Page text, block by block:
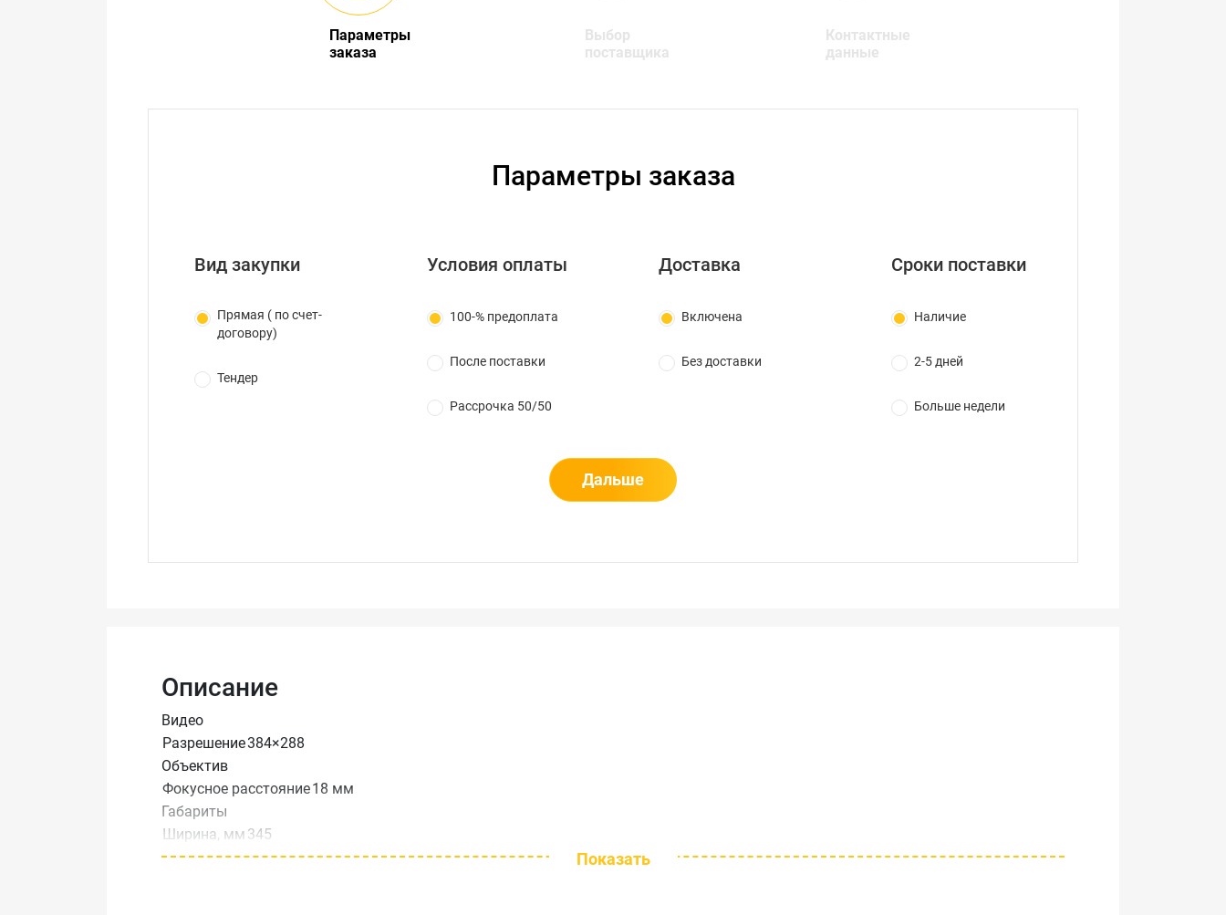
Описание
Видео
Разрешение384×288
Объектив
Фокусное расстояние18 мм
Габариты
Ширина, мм 345
Высота, мм 189
Показать
Параметры
заказа
Выбор
поставщика
Контактные
данные
Параметры заказа
Вид закупки
Прямая ( по счет-
договору)
Тендер
Условия оплаты
100-% предоплата
После поставки
Рассрочка 50/50
Доставка
Включена
Без доставки
Сроки поставки
Наличие
2-5 дней
Больше недели
Дальше